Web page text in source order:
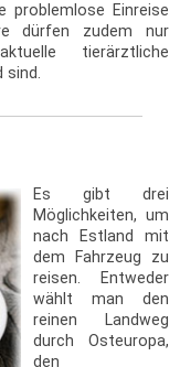
problemlose Einreise
dürfen zudem nur
tierärztliche
sind.
Es gibt drei
Möglichkeiten, um
nach Estland mit
dem Fahrzeug zu
reisen. Entweder
wählt man den
reinen Landweg
durch Osteuropa,
den